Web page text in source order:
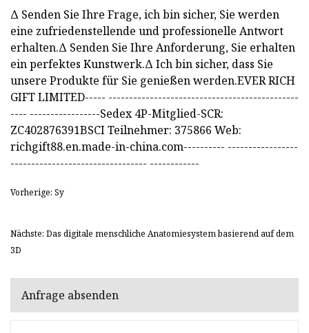
Δ Senden Sie Ihre Frage, ich bin sicher, Sie werden
eine zufriedenstellende und professionelle Antwort
erhalten.Δ Senden Sie Ihre Anforderung, Sie erhalten
ein perfektes Kunstwerk.Δ Ich bin sicher, dass Sie
unsere Produkte für Sie genießen werden.EVER RICH
GIFT LIMITED----- ----------------------------------------------
---- -----------------Sedex 4P-Mitglied-SCR:
ZC402876391BSCI Teilnehmer: 375866 Web:
richgift88.en.made-in-china.com---------- -----------------
--------------------------------- ------------
Vorherige: Sy
Nächste: Das digitale menschliche Anatomiesystem basierend auf dem
3D
Anfrage absenden